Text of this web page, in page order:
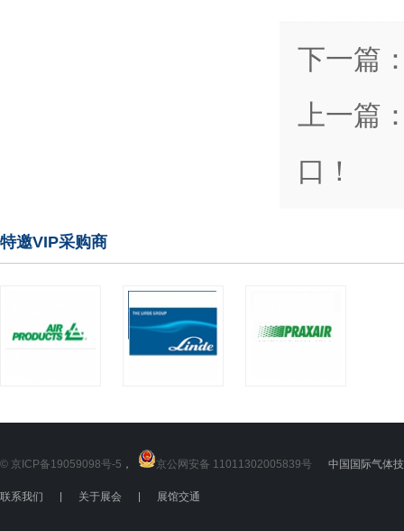
下一篇
上一篇
口！
特邀VIP采购商
© 京ICP备19059098号-5 ， 京公网安备 11011302005839号 中国国际气体技
联系我们 关于展会 展馆交通